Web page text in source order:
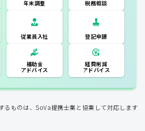
年末調整 税務相談
会計ソフト記帳
年末調整
給与計算
従業員入社
節税アドバイス
補助金
アドバイス
ものは、SoVa提携士業と協業して対応します